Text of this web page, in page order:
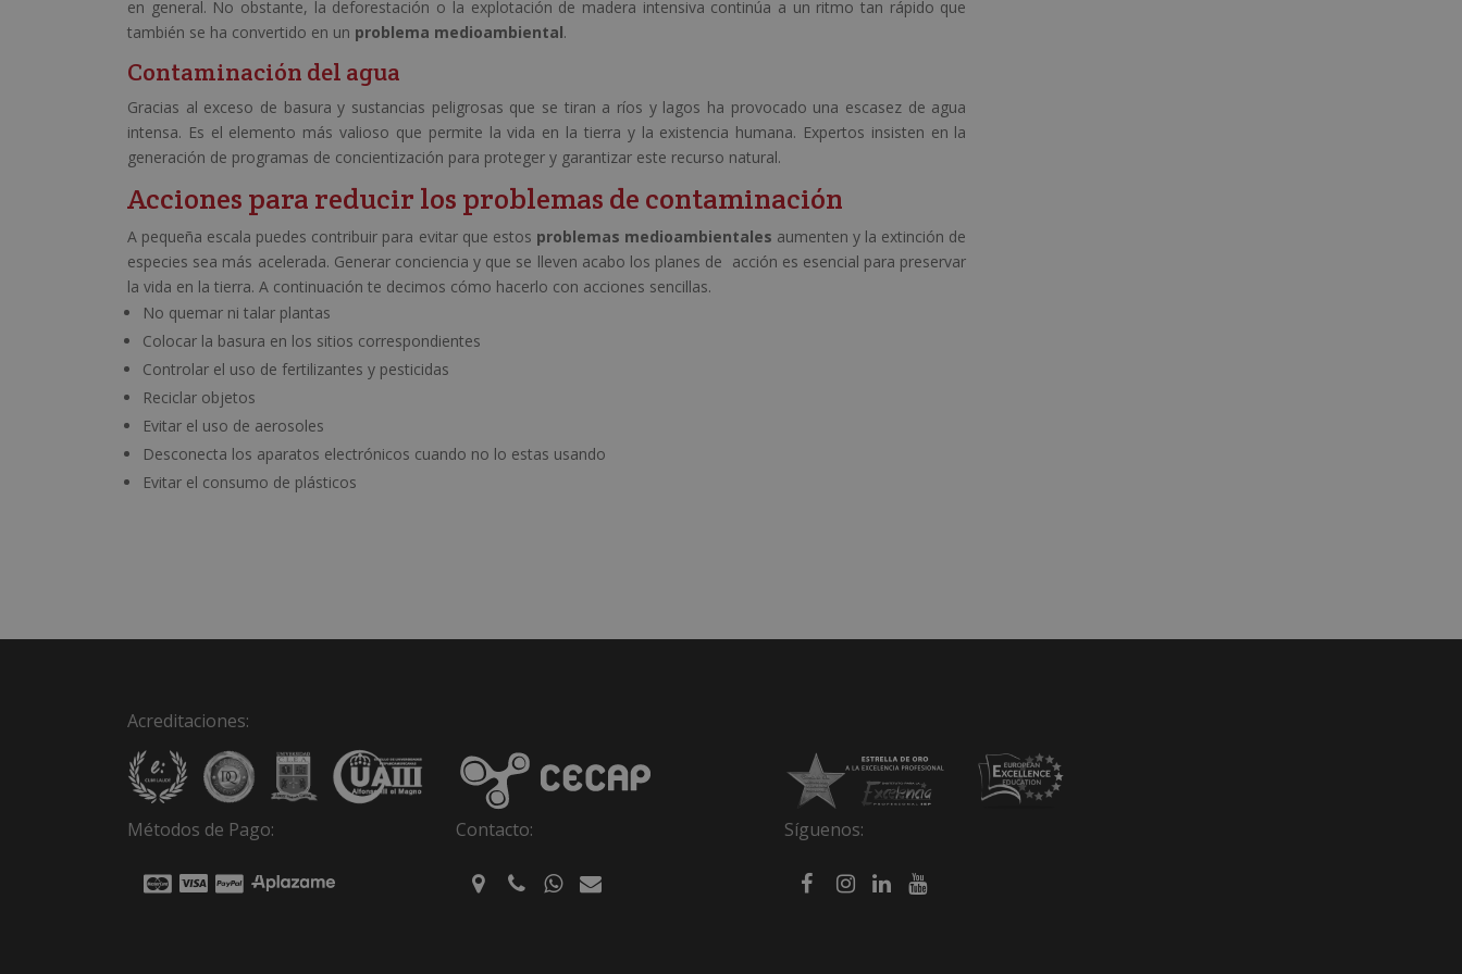
en general. No obstante, la deforestación o la explotación de madera intensiva continúa a un ritmo tan rápido que
también se ha convertido en un problema medioambiental.
Contaminación del agua
Gracias al exceso de basura y sustancias peligrosas que se tiran a ríos y lagos ha provocado una escasez de agua
intensa. Es el elemento más valioso que permite la vida en la tierra y la existencia humana. Expertos insisten en la
generación de programas de concientización para proteger y garantizar este recurso natural.
Acciones para reducir los problemas de contaminación
A pequeña escala puedes contribuir para evitar que estos problemas medioambientales aumenten y la extinción de
especies sea más acelerada. Generar conciencia y que se lleven acabo los planes de acción es esencial para preservar
la vida en la tierra. A continuación te decimos cómo hacerlo con acciones sencillas.
No quemar ni talar plantas
Colocar la basura en los sitios correspondientes
Controlar el uso de fertilizantes y pesticidas
Reciclar objetos
Evitar el uso de aerosoles
Desconecta los aparatos electrónicos cuando no lo estas usando
Evitar el consumo de plásticos
Acreditaciones:
Métodos de Pago: Contacto: Síguenos: